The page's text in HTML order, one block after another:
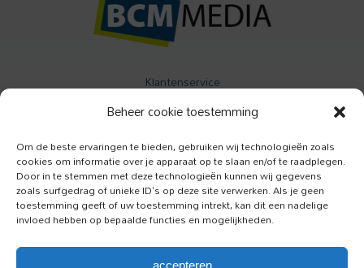
Beheer cookie toestemming
Om de beste ervaringen te bieden, gebruiken wij technologieën zoals
cookies om informatie over je apparaat op te slaan en/of te raadplegen.
Door in te stemmen met deze technologieën kunnen wij gegevens
zoals surfgedrag of unieke ID's op deze site verwerken. Als je geen
toestemming geeft of uw toestemming intrekt, kan dit een nadelige
invloed hebben op bepaalde functies en mogelijkheden.
accepteren
Klantenservice
Algemene Voorwaarden
Contact
Buitenleven
Specials
Jazzism
Luister